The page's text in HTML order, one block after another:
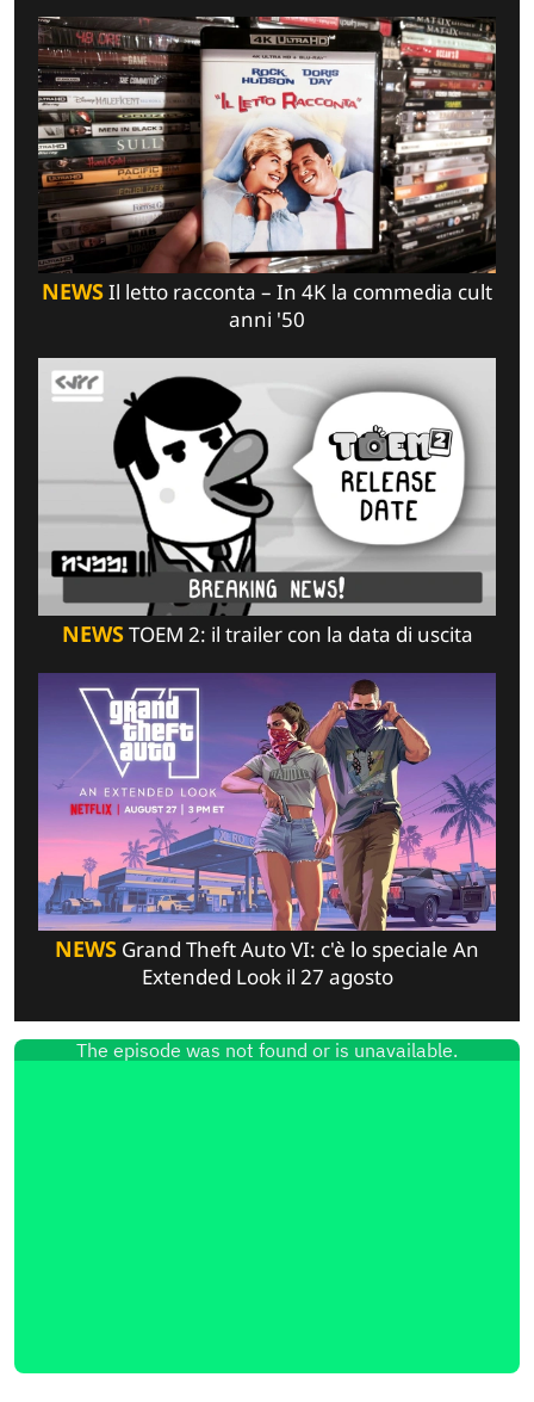
NEWSIl letto racconta – In 4K la commedia cult
anni '50
NEWSTOEM 2: il trailer con la data di uscita
NEWS Grand Theft Auto VI: c'è lo speciale An
Extended Look il 27 agosto